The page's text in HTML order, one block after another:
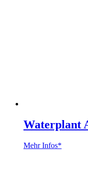
Waterplant
Mehr Infos*